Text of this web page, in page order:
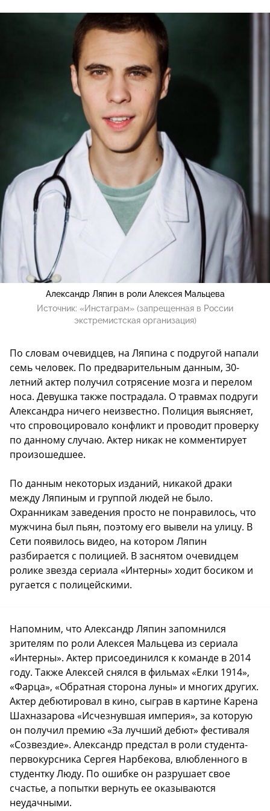
Александр Ляпин в роли Алексея Мальцева
Источник: «Инстаграм» (запрещенная в России
экстремистская организация)
По словам очевидцев, на Ляпина с подругой напали
семь человек. По предварительным данным, 30-
летний актер получил сотрясение мозга и перелом
носа. Девушка также пострадала. О травмах подруги
Александра ничего неизвестно. Полиция выясняет,
что спровоцировало конфликт и проводит проверку
по данному случаю. Актер никак не комментирует
произошедшее.
По данным некоторых изданий, никакой драки
между Ляпиным и группой людей не было.
Охранникам заведения просто не понравилось, что
мужчина был пьян, поэтому его вывели на улицу. В
Сети появилось видео, на котором Ляпин
разбирается с полицией. В заснятом очевидцем
ролике звезда сериала «Интерны» ходит босиком и
ругается с полицейскими.
Напомним, что Александр Ляпин запомнился
зрителям по роли Алексея Мальцева из сериала
«Интерны». Актер присоединился к команде в 2014
году. Также Алексей снялся в фильмах «Елки 1914»,
«Фарца», «Обратная сторона луны» и многих других.
Актер дебютировал в кино, сыграв в картине Карена
Шахназарова «Исчезнувшая империя», за которую
он получил премию «За лучший дебют» фестиваля
«Созвездие». Александр предстал в роли студента-
первокурсника Сергея Нарбекова, влюбленного в
студентку Люду. По ошибке он разрушает свое
счастье, а попытки вернуть ее оказываются
неудачными.